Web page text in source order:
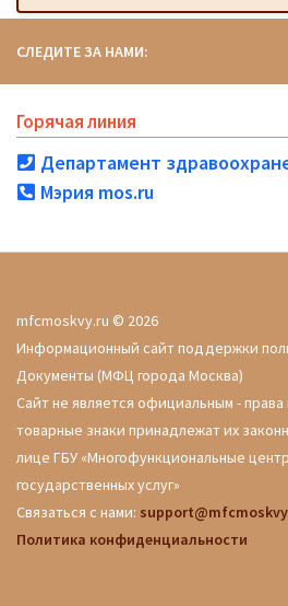
СЛЕДИТЕ ЗА НАМИ:
Горячая линия
Департамент
Мэрия mos.ru
mfcmoskvy.ru © 2026
Информационный сайт поддержки
Документы (МФЦ города Москва)
Сайт не является официальным - права
товарные знаки принадлежат их
лице ГБУ «Многофункциональные
государственных услуг»
Связаться с нами:
Политика конфиденциальности